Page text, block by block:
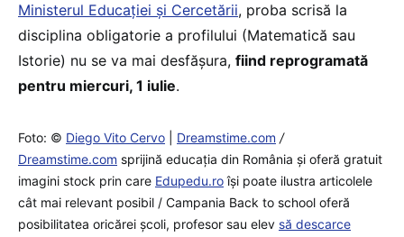
Ministerul Educației și Cercetării, proba scrisă la
disciplina obligatorie a profilului (Matematică sau
Istorie) nu se va mai desfășura, fiind reprogramată
pentru miercuri, 1 iulie.
Foto: © Diego Vito Cervo Dreamstime.com /
Dreamstime.com sprijină educaţia din România şi oferă gratuit
imagini stock prin care Edupedu.roîşi poate ilustra articolele
cât mai relevant posibil / Campania Back to school oferă
posibilitatea oricărei școli, profesor sau elev să descarce